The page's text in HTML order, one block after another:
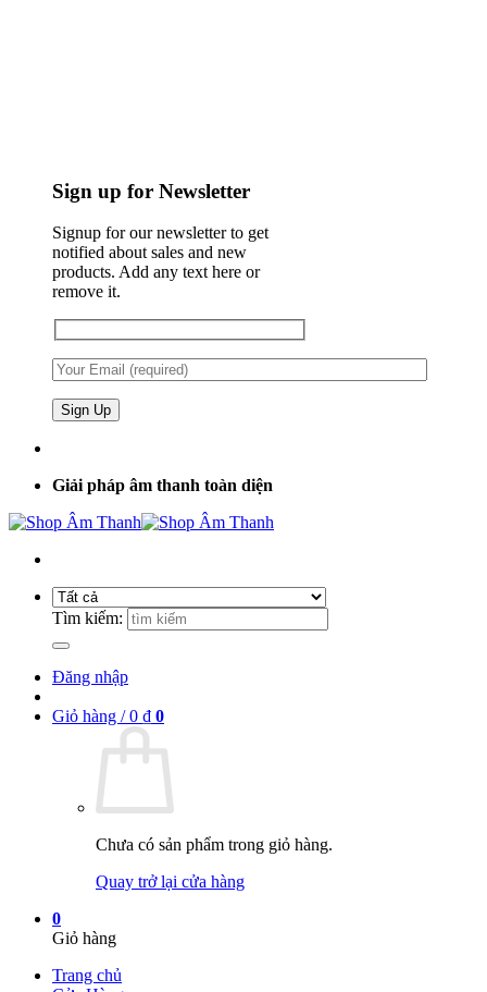
Sign up for Newsletter
Signup for our newsletter to get
notified about sales and new
products. Add any text here or
remove it.
Giải pháp âm thanh toàn diện
Tìm kiếm:
Đăng nhập
Giỏ hàng /0 ₫ 0
Chưa có sản phẩm trong giỏ hàng.
Quay trở lại cửa hàng
0
Giỏ hàng
Trang chủ